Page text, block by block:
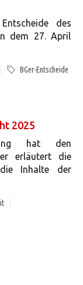
des
dem 27. April
BGer-Entscheide
2025
hat den
erläutert die
Inhalte der